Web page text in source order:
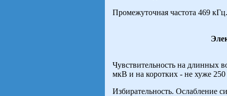
Промежуточная частота 469 кГц.
Чувствительность на длинных
мкВ и на коротких - не хуже
Избирательность. Ослабление